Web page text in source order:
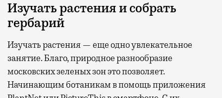
Изучать растения и собрать
гербарий
Изучать растения — еще одно увлекательное
занятие. Благо, природное разнообразие
московских зеленых зон это позволяет.
Начинающим ботаникам в помощь приложения